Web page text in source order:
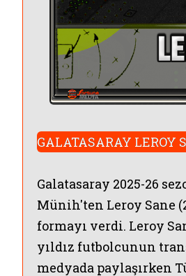
GALATASARAY LEROY
Galatasaray 2025-26
Münih'ten Leroy Sane
formayı verdi. Leroy
yıldız futbolcunun
medyada paylaşırken